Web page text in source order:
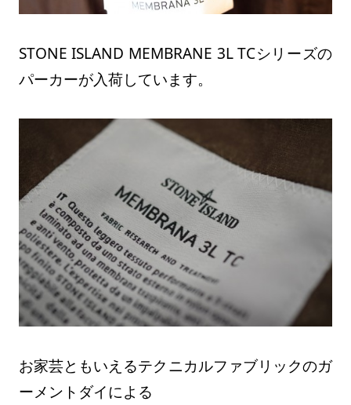
STONE ISLAND MEMBRANE 3L TCシリーズの
パーカーが入荷しています。
お家芸ともいえるテクニカルファブリックのガ
ーメントダイによる